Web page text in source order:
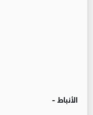
الأنباط -